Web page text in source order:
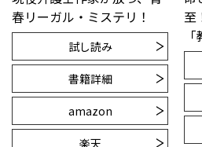
春リーガル・ミステリ！
試し読み
書籍詳細
amazon
楽天
至